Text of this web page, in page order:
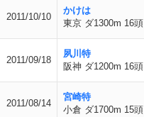
2011/10/10
かけは
東京 ダ1300m 16頭
2011/09/18
夙川特
阪神 ダ1200m 16頭
2011/08/14
宮崎特
小倉 ダ1700m 15頭